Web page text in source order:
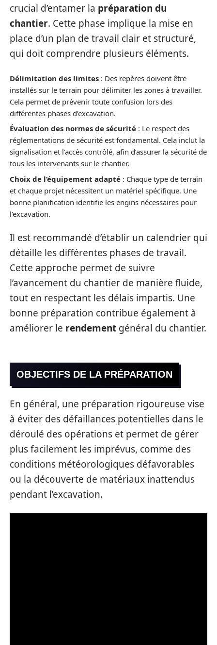
crucial d’entamer la préparation du
chantier. Cette phase implique la mise en
place d’un plan de travail clair et structuré,
qui doit comprendre plusieurs éléments.
Délimitation des limites : Des repères doivent être
installés sur le terrain pour délimiter les zones à travailler.
Cela permet de prévenir toute confusion lors des
différentes phases d’excavation.
Évaluation des normes de sécurité : Le respect des
réglementations de sécurité est fondamental. Cela inclut la
signalisation et l’accès contrôlé, afin d’assurer la sécurité de
tous les intervenants sur le chantier.
Choix de l’équipement adapté : Chaque type de terrain
et chaque projet nécessitent un matériel spécifique. Une
bonne planification identifie les engins nécessaires pour
l’excavation.
Il est recommandé d’établir un calendrier qui
détaille les différentes phases de travail.
Cette approche permet de suivre
l’avancement du chantier de manière fluide,
tout en respectant les délais impartis. Une
bonne préparation contribue également à
améliorer le rendement général du chantier.
OBJECTIFS DE LA PRÉPARATION
En général, une préparation rigoureuse vise
à éviter des défaillances potentielles dans le
déroulé des opérations et permet de gérer
plus facilement les imprévus, comme des
conditions météorologiques défavorables
ou la découverte de matériaux inattendus
pendant l’excavation.